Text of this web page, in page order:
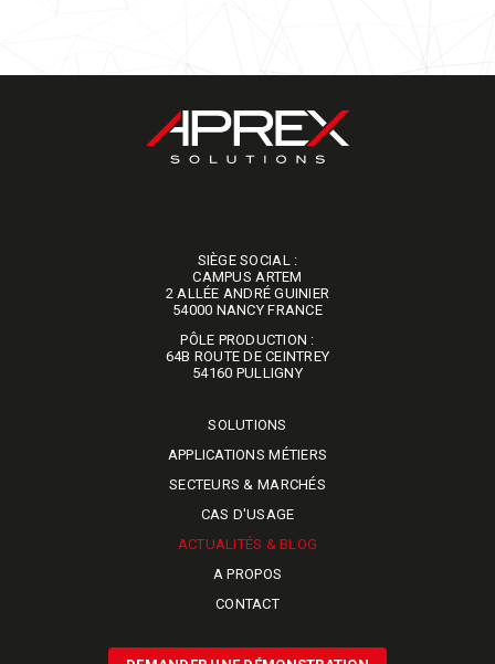
SIÈGE SOCIAL :
​​​​​​​CAMPUS ARTEM
2 ALLÉE ANDRÉ GUINIER
54000 NANCY FRANCE
PÔLE PRODUCTION :
64B ROUTE DE CEINTREY
​​​​​​​54160 PULLIGNY
SOLUTIONS
APPLICATIONS MÉTIERS
SECTEURS & MARCHÉS
CAS D'USAGE
ACTUALITÉS & BLOG
A PROPOS
CONTACT